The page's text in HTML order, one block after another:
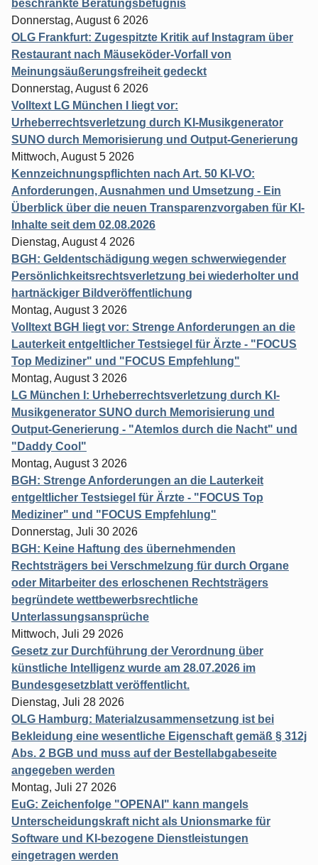
beschränkte Beratungsbefugnis
Donnerstag, August 6 2026
OLG Frankfurt: Zugespitzte Kritik auf Instagram über
Restaurant nach Mäuseköder-Vorfall von
Meinungsäußerungsfreiheit gedeckt
Donnerstag, August 6 2026
Volltext LG München I liegt vor:
Urheberrechtsverletzung durch KI-Musikgenerator
SUNO durch Memorisierung und Output-Generierung
Mittwoch, August 5 2026
Kennzeichnungspflichten nach Art. 50 KI-VO:
Anforderungen, Ausnahmen und Umsetzung - Ein
Überblick über die neuen Transparenzvorgaben für KI-
Inhalte seit dem 02.08.2026
Dienstag, August 4 2026
BGH: Geldentschädigung wegen schwerwiegender
Persönlichkeitsrechtsverletzung bei wiederholter und
hartnäckiger Bildveröffentlichung
Montag, August 3 2026
Volltext BGH liegt vor: Strenge Anforderungen an die
Lauterkeit entgeltlicher Testsiegel für Ärzte - "FOCUS
Top Mediziner" und "FOCUS Empfehlung"
Montag, August 3 2026
LG München I: Urheberrechtsverletzung durch KI-
Musikgenerator SUNO durch Memorisierung und
Output-Generierung - "Atemlos durch die Nacht" und
"Daddy Cool"
Montag, August 3 2026
BGH: Strenge Anforderungen an die Lauterkeit
entgeltlicher Testsiegel für Ärzte - "FOCUS Top
Mediziner" und "FOCUS Empfehlung"
Donnerstag, Juli 30 2026
BGH: Keine Haftung des übernehmenden
Rechtsträgers bei Verschmelzung für durch Organe
oder Mitarbeiter des erloschenen Rechtsträgers
begründete wettbewerbsrechtliche
Unterlassungsansprüche
Mittwoch, Juli 29 2026
Gesetz zur Durchführung der Verordnung über
künstliche Intelligenz wurde am 28.07.2026 im
Bundesgesetzblatt veröffentlicht.
Dienstag, Juli 28 2026
OLG Hamburg: Materialzusammensetzung ist bei
Bekleidung eine wesentliche Eigenschaft gemäß § 312j
Abs. 2 BGB und muss auf der Bestellabgabeseite
angegeben werden
Montag, Juli 27 2026
EuG: Zeichenfolge "OPENAI" kann mangels
Unterscheidungskraft nicht als Unionsmarke für
Software und KI-bezogene Dienstleistungen
eingetragen werden